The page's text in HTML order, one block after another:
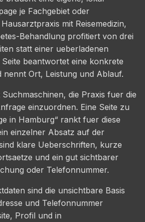
je Fachgebiet oder
mit Reisemedizin,
Behandlung profitiert von drei
statt einer ueberladenen
Seite beantwortet eine konkrete
nennt Ort, Leistung und Ablauf.
die Praxis fuer die
einzuordnen. Eine Seite zu
in Hamburg“ rankt fuer diese
einzelner Absatz auf der
klare Ueberschriften, kurze
und ein gut sichtbarer
oder Telefonnummer.
sind die unsichtbare Basis
und Telefonnummer
Profil und in